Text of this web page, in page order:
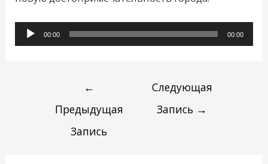
Аудиоплеер
00:00 00:00
←
Предыдущая
Запись
Следующая
Запись →